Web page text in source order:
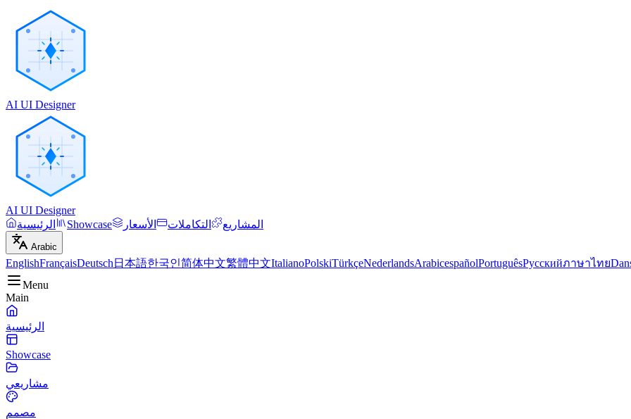
AI UI Designer
AI UI Designer
الرئيسية
Showcase المشاريع التكاملات الأسعار
Arabic
EnglishFrançaisDeutsch 日本語한국인简体中文繁體中文ItalianoPolskiTürkçeNederlandsArabicespañolPortuguêsРусскийภาษาไทย
Menu
Main
الرئيسية
Showcase
مشاريعي
مصمم